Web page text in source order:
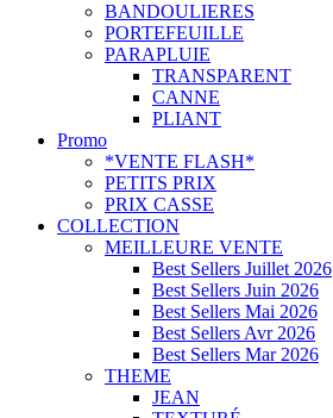
BANDOULIERES
PORTEFEUILLE
PARAPLUIE
TRANSPARENT
CANNE
PLIANT
Promo
*VENTE FLASH*
PETITS PRIX
PRIX CASSE
COLLECTION
MEILLEURE VENTE
Best Sellers Juillet 2026
Best Sellers Juin 2026
Best Sellers Mai 2026
Best Sellers Avr 2026
Best Sellers Mar 2026
THEME
JEAN